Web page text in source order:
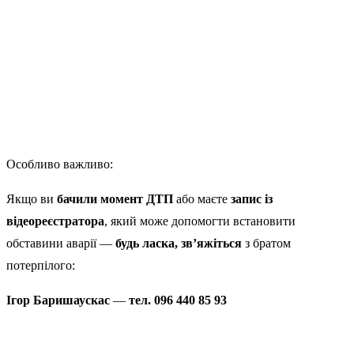
Особливо важливо:
Якщо ви бачили момент ДТП або маєте запис із
відеореєстратора, який може допомогти встановити
обставини аварії — будь ласка, зв’яжіться з братом
потерпілого:
Ігор Баришаускас — тел. 096 440 85 93